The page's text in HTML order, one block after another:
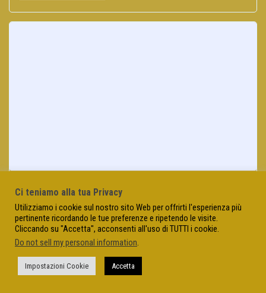
Ci teniamo alla tua Privacy
Utilizziamo i cookie sul nostro sito Web per offrirti l'esperienza più
pertinente ricordando le tue preferenze e ripetendo le visite.
Cliccando su "Accetta", acconsenti all'uso di TUTTI i cookie.
Do not sell my personal information.
Impostazioni Cookie Accetta